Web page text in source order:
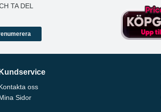
TA DEL
Kundservice
oss
Sidor